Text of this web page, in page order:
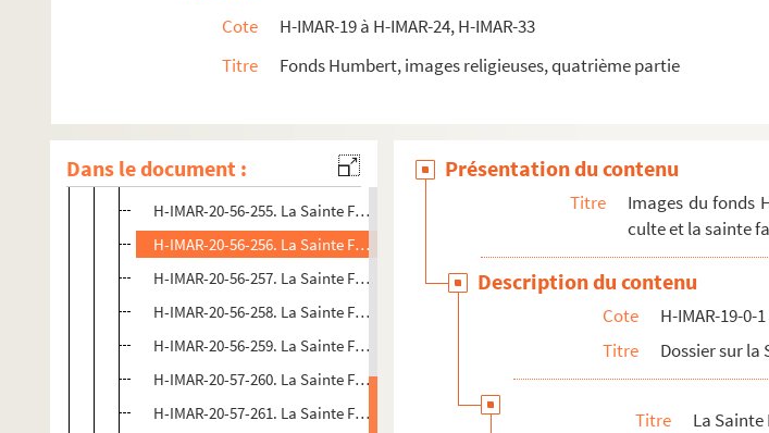
Cote
H-IMAR-19 à H-IMAR-24, H-IMAR-33
Titre
Fonds Humbert, images religieuses, quatrième partie
Dans le document :
H-IMAR-20-55-251. La Sainte Famille
H-IMAR-20-55-253. La Sainte Famille
H-IMAR-20-55-254. La Sainte Famille
H-IMAR-20-56-255. La Sainte Famille
H-IMAR-20-56-256. La Sainte Famille
H-IMAR-20-56-257. La Sainte Famille
H-IMAR-20-56-258. La Sainte Famille
H-IMAR-20-56-259. La Sainte Famille
H-IMAR-20-57-260. La Sainte Famille
H-IMAR-20-57-261. La Sainte Famille
Présentation du contenu
Titre
Images du fonds
culte et la sainte
Description du contenu
Cote
H-IMAR-19-0-
Titre
Dossier sur la
Titre La Sainte